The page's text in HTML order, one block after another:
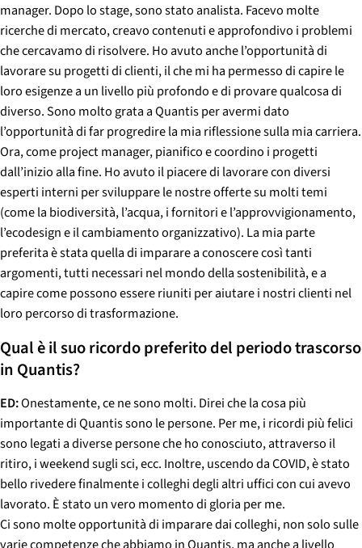
manager. Dopo lo stage, sono stato analista. Facevo molte
ricerche di mercato, creavo contenuti e approfondivo i problemi
che cercavamo di risolvere. Ho avuto anche l’opportunità di
lavorare su progetti di clienti, il che mi ha permesso di capire le
loro esigenze a un livello più profondo e di provare qualcosa di
diverso. Sono molto grata a Quantis per avermi dato
l’opportunità di far progredire la mia riflessione sulla mia carriera.
Ora, come project manager, pianifico e coordino i progetti
dall’inizio alla fine. Ho avuto il piacere di lavorare con diversi
esperti interni per sviluppare le nostre offerte su molti temi
(come la biodiversità, l’acqua, i fornitori e l’approvvigionamento,
l’ecodesign e il cambiamento organizzativo). La mia parte
preferita è stata quella di imparare a conoscere così tanti
argomenti, tutti necessari nel mondo della sostenibilità, e a
capire come possono essere riuniti per aiutare i nostri clienti nel
loro percorso di trasformazione.
Qual è il suo ricordo preferito del periodo trascorso
in Quantis?
ED:Onestamente, ce ne sono molti. Direi che la cosa più
importante di Quantis sono le persone. Per me, i ricordi più felici
sono legati a diverse persone che ho conosciuto, attraverso il
ritiro, i weekend sugli sci, ecc. Inoltre, uscendo da COVID, è stato
bello rivedere finalmente i colleghi degli altri uffici con cui avevo
lavorato. È stato un vero momento di gloria per me.
Ci sono molte opportunità di imparare dai colleghi, non solo sulle